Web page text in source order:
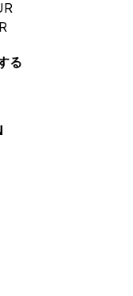
る